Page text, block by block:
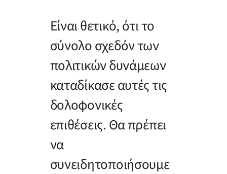
Είναι θετικό, ότι το
σύνολο σχεδόν των
πολιτικών δυνάμεων
καταδίκασε αυτές τις
δολοφονικές
επιθέσεις. Θα πρέπει
να
συνειδητοποιήσουμε